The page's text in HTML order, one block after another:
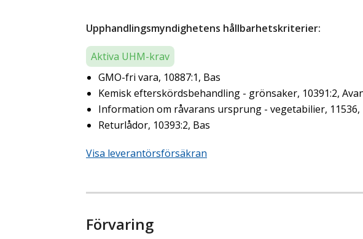
Upphandlingsmyndighetens hållbarhetskriterier:
Aktiva UHM-krav
GMO-fri vara, 10887:1, Bas
Kemisk efterskördsbehandling - grönsaker, 10391:2,
Information om råvarans ursprung - vegetabilier, 11536,
Returlådor, 10393:2, Bas
Visa leverantörsförsäkran
Förvaring